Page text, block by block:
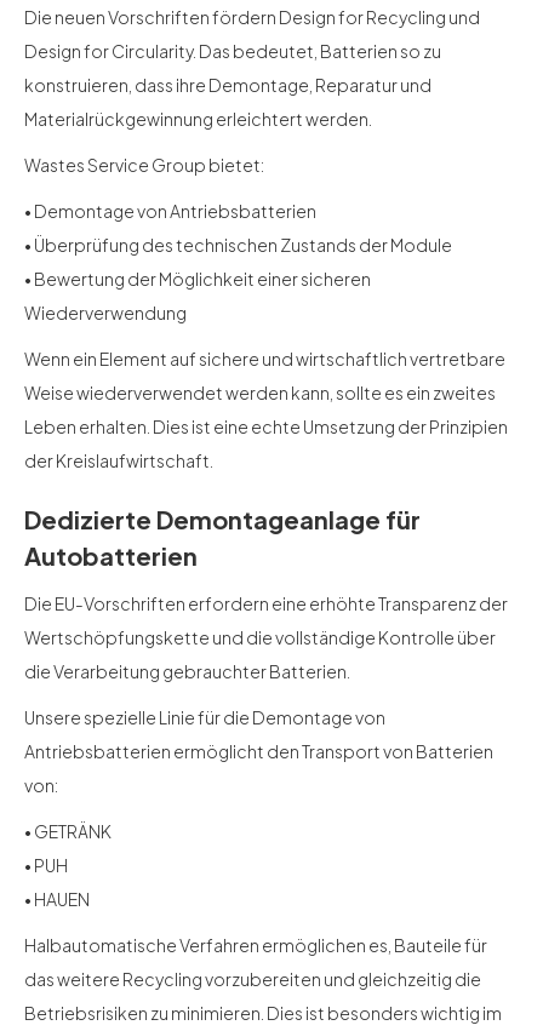
Die neuen Vorschriften fördern Design for Recycling und
Design for Circularity. Das bedeutet, Batterien so zu
konstruieren, dass ihre Demontage, Reparatur und
Materialrückgewinnung erleichtert werden.
Wastes Service Group bietet:
• Demontage von Antriebsbatterien
• Überprüfung des technischen Zustands der Module
• Bewertung der Möglichkeit einer sicheren
Wiederverwendung
Wenn ein Element auf sichere und wirtschaftlich vertretbare
Weise wiederverwendet werden kann, sollte es ein zweites
Leben erhalten. Dies ist eine echte Umsetzung der Prinzipien
der Kreislaufwirtschaft.
Dedizierte Demontageanlage für
Autobatterien
Die EU-Vorschriften erfordern eine erhöhte Transparenz der
Wertschöpfungskette und die vollständige Kontrolle über
die Verarbeitung gebrauchter Batterien.
Unsere spezielle Linie für die Demontage von
Antriebsbatterien ermöglicht den Transport von Batterien
von:
• GETRÄNK
• PUH
• HAUEN
Halbautomatische Verfahren ermöglichen es, Bauteile für
das weitere Recycling vorzubereiten und gleichzeitig die
Betriebsrisiken zu minimieren. Dies ist besonders wichtig im